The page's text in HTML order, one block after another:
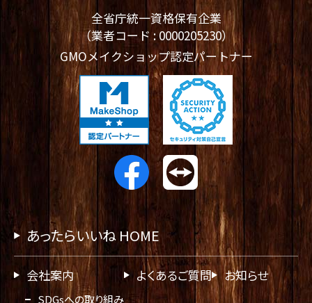
全省庁統一資格保有企業
（業者コード : 0000205230）
GMOメイクショップ認定パートナー
あったらいいね HOME
会社案内
SDGsへの取り組み
よくあるご質問 お知らせ